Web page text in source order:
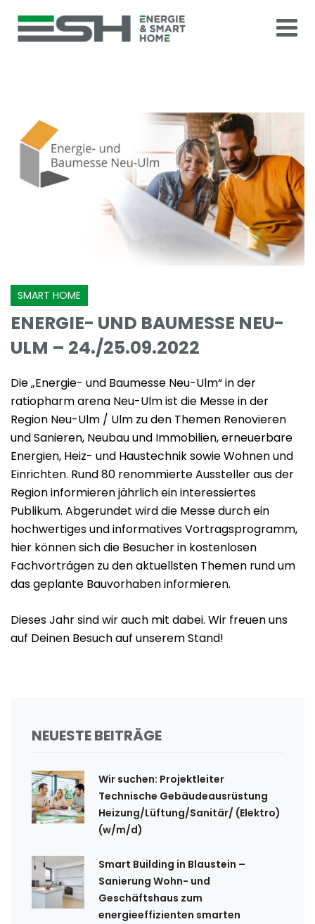
content
SMART HOME
ENERGIE- UND BAUMESSE NEU-
ULM – 24./25.09.2022
Die „Energie- und Baumesse Neu-Ulm“ in der
ratiopharm arena Neu-Ulm ist die Messe in der
Region Neu-Ulm / Ulm zu den Themen Renovieren
und Sanieren, Neubau und Immobilien, erneuerbare
Energien, Heiz- und Haustechnik sowie Wohnen und
Einrichten. Rund 80 renommierte Aussteller aus der
Region informieren jährlich ein interessiertes
Publikum. Abgerundet wird die Messe durch ein
hochwertiges und informatives Vortragsprogramm,
hier können sich die Besucher in kostenlosen
Fachvorträgen zu den aktuellsten Themen rund um
das geplante Bauvorhaben informieren.
Dieses Jahr sind wir auch mit dabei. Wir freuen uns
auf Deinen Besuch auf unserem Stand!
NEUESTE BEITRÄGE
Wir suchen: Projektleiter
Technische Gebäudeausrüstung
Heizung/Lüftung/Sanitär/ (Elektro)
(w/m/d)
Smart Building in Blaustein –
Sanierung Wohn- und
Geschäftshaus zum
energieeffizienten smarten